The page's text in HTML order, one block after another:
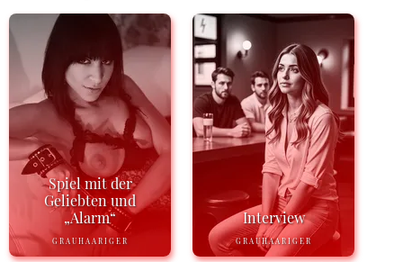
Spiel mit der
Geliebten und
„Alarm“
GRAUHAARIGER
Interview
GRAUHAARIGER